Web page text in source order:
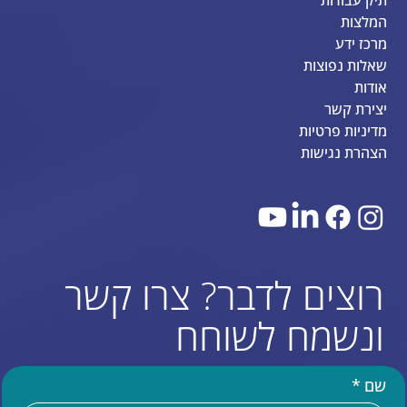
המלצות
מרכז ידע
שאלות נפוצות
אודות
יצירת קשר
מדיניות פרטיות
הצהרת נגישות
שם *
רוצים לדבר? צרו קשר
ונשמח לשוחח